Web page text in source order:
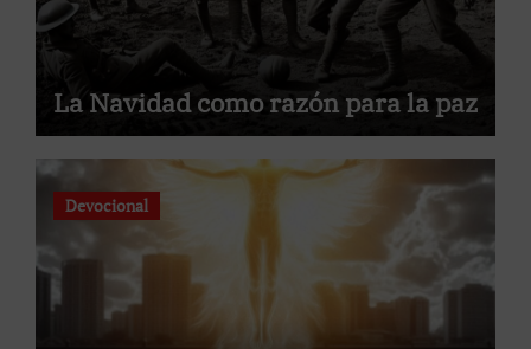
La Navidad como razón para la paz
Devocional